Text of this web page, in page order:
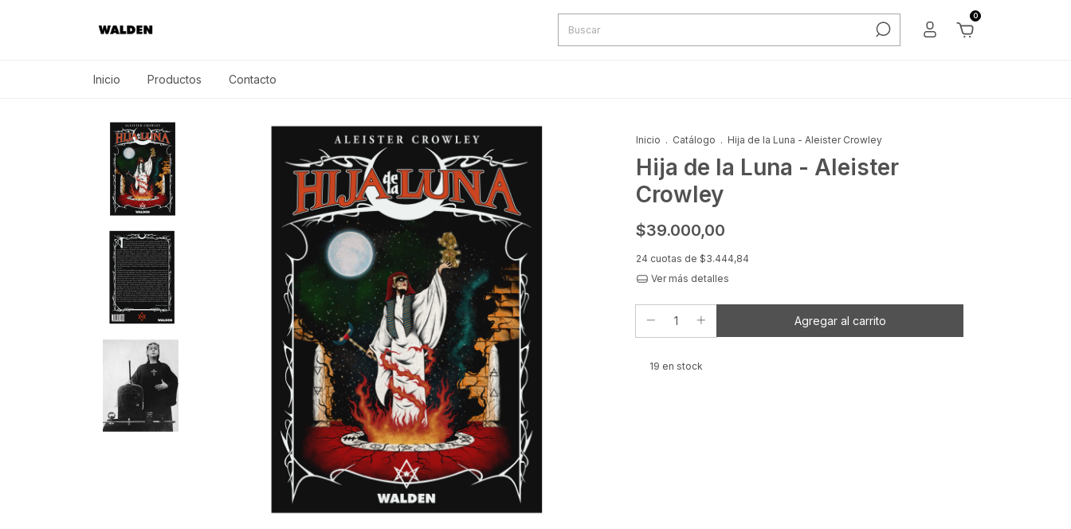
0
Inicio Productos Contacto
Inicio . Catálogo . Hija de la Luna - Aleister Crowley
Hija de la Luna - Aleister
Crowley
$39.000,00
24 cuotas de $3.444,84
Ver más detalles
19 en stock